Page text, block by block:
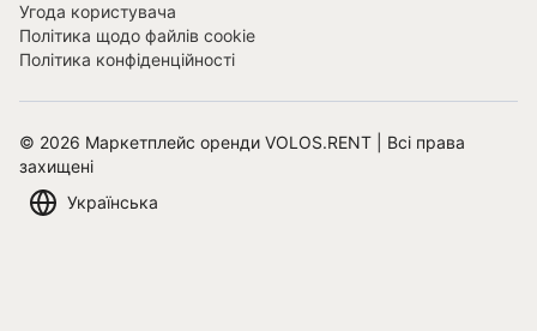
Угода користувача
Політика щодо файлів cookie
Політика конфіденційності
© 2026 Маркетплейс оренди VOLOS.RENT | Всі права
захищені
Українська